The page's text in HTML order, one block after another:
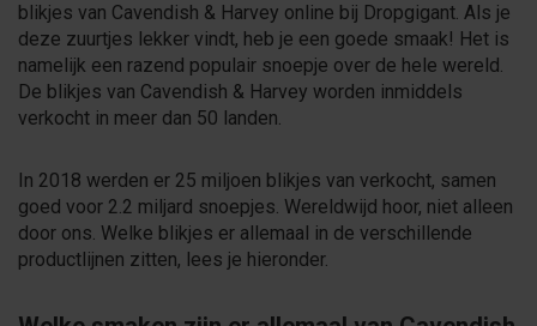
blikjes van Cavendish & Harvey online bij Dropgigant. Als je
deze zuurtjes lekker vindt, heb je een goede smaak! Het is
namelijk een razend populair snoepje over de hele wereld.
De blikjes van Cavendish & Harvey worden inmiddels
verkocht in meer dan 50 landen.
In 2018 werden er 25 miljoen blikjes van verkocht, samen
goed voor 2.2 miljard snoepjes. Wereldwijd hoor, niet alleen
door ons. Welke blikjes er allemaal in de verschillende
productlijnen zitten, lees je hieronder.